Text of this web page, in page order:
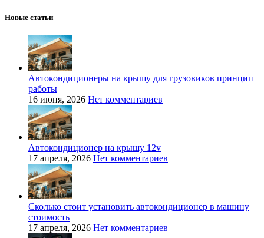
Новые статьи
Автокондиционеры на крышу для грузовиков принцип
работы
16 июня, 2026 Нет комментариев
Автокондиционер на крышу 12v
17 апреля, 2026 Нет комментариев
Сколько стоит установить автокондиционер в машину
стоимость
17 апреля, 2026 Нет комментариев